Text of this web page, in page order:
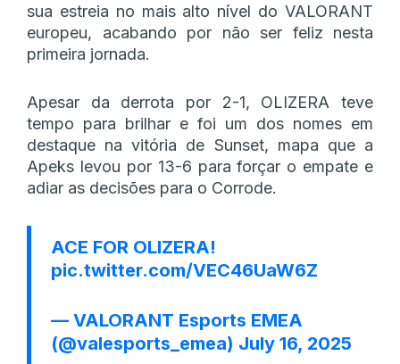
sua estreia no mais alto nível do VALORANT
europeu, acabando por não ser feliz nesta
primeira jornada.
Apesar da derrota por 2-1, OLIZERA teve
tempo para brilhar e foi um dos nomes em
destaque na vitória de Sunset, mapa que a
Apeks levou por 13-6 para forçar o empate e
adiar as decisões para o Corrode.
ACE FOR OLIZERA!
pic.twitter.com/VEC46UaW6Z
— VALORANT Esports EMEA
(@valesports_emea) July 16, 2025